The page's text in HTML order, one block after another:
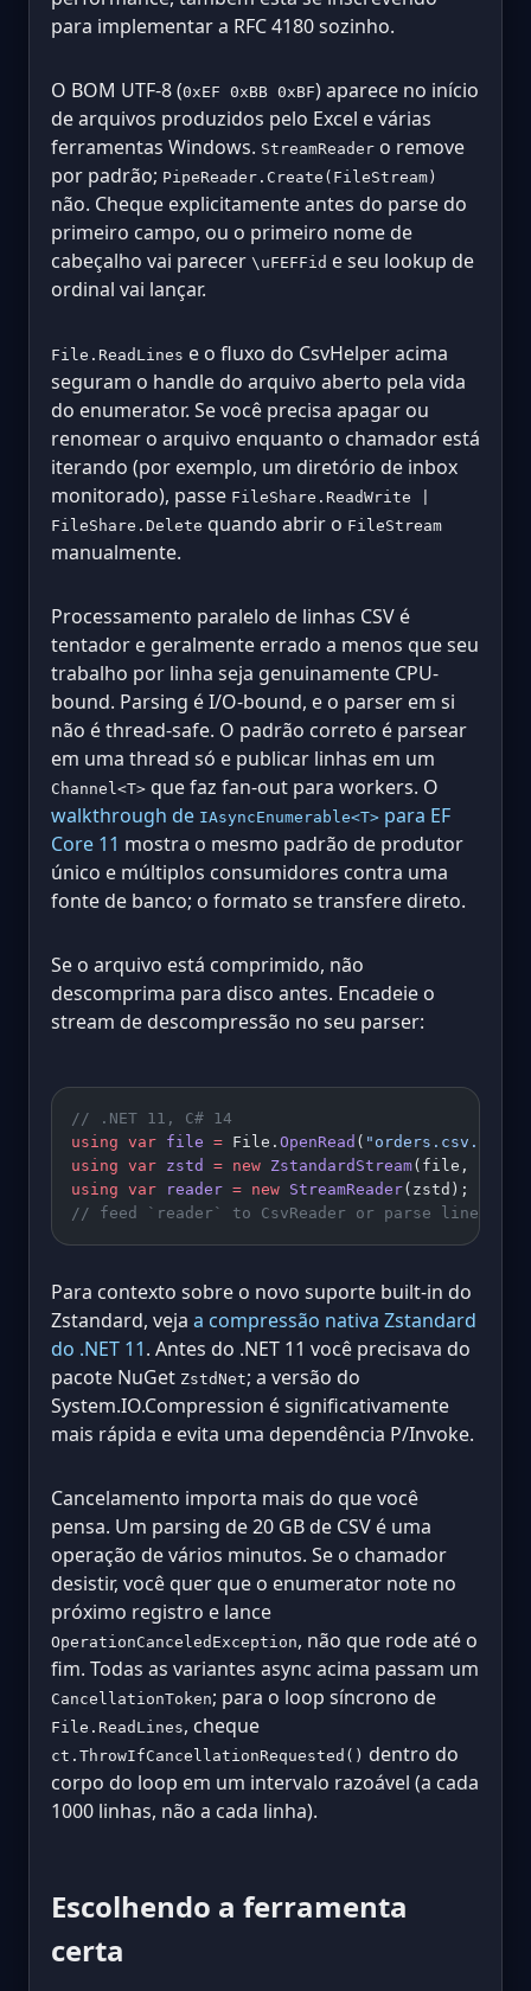
para implementar a RFC 4180 sozinho.
O BOM UTF-8 (0xEF 0xBB 0xBF) aparece no início
de arquivos produzidos pelo Excel e várias
ferramentas Windows. StreamReader o remove
por padrão; PipeReader.Create(FileStream)
não. Cheque explicitamente antes do parse do
primeiro campo, ou o primeiro nome de
cabeçalho vai parecer \uFEFFid e seu lookup de
ordinal vai lançar.
File.ReadLines e o fluxo do CsvHelper acima
seguram o handle do arquivo aberto pela vida
do enumerator. Se você precisa apagar ou
renomear o arquivo enquanto o chamador está
iterando (por exemplo, um diretório de inbox
monitorado), passe FileShare.ReadWrite |
FileShare.Delete quando abrir o FileStream
manualmente.
Processamento paralelo de linhas CSV é
tentador e geralmente errado a menos que seu
trabalho por linha seja genuinamente CPU-
bound. Parsing é I/O-bound, e o parser em si
não é thread-safe. O padrão correto é parsear
em uma thread só e publicar linhas em um
Channel<T> que faz fan-out para workers. O
walkthrough de IAsyncEnumerable<T> para EF
Core 11 mostra o mesmo padrão de produtor
único e múltiplos consumidores contra uma
fonte de banco; o formato se transfere direto.
Se o arquivo está comprimido, não
descomprima para disco antes. Encadeie o
stream de descompressão no seu parser:
// .NET 11, C# 14
using var file = File. OpenRead ( "orders.csv.zst"
using var zstd = new ZstandardStream(file,
using var reader = new StreamReader(zstd);
// feed `reader` to CsvReader or parse lines
Para contexto sobre o novo suporte built-in do
Zstandard, veja a compressão nativa Zstandard
do .NET 11. Antes do .NET 11 você precisava do
pacote NuGet ZstdNet; a versão do
System.IO.Compression é significativamente
mais rápida e evita uma dependência P/Invoke.
Cancelamento importa mais do que você
pensa. Um parsing de 20 GB de CSV é uma
operação de vários minutos. Se o chamador
desistir, você quer que o enumerator note no
próximo registro e lance
OperationCanceledException, não que rode até o
fim. Todas as variantes async acima passam um
CancellationToken; para o loop síncrono de
File.ReadLines, cheque
ct.ThrowIfCancellationRequested() dentro do
corpo do loop em um intervalo razoável (a cada
1000 linhas, não a cada linha).
Escolhendo a ferramenta
certa